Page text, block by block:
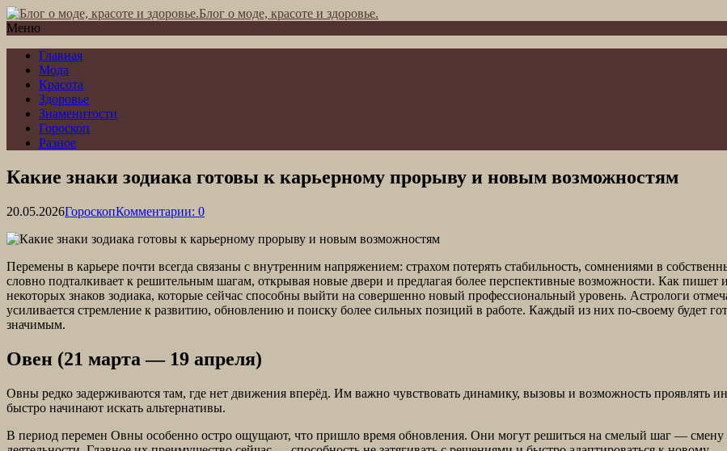
Блог о моде, красоте и здоровье.
Меню
Главная
Мода
Красота
Здоровье
Знаменитости
Гороскоп
Разное
Какие знаки зодиака готовы к карьерному прорыву и новым возможностям
20.05.2026ГороскопКомментарии: 0
Перемены в карьере почти всегда связаны с внутренним напряжением: страхом потерять стабильность, сомнениями в
словно подталкивает к решительным шагам, открывая новые двери и предлагая более перспективные возможности. Как пишет
некоторых знаков зодиака, которые сейчас способны выйти на совершенно новый профессиональный уровень. Астрологи
усиливается стремление к развитию, обновлению и поиску более сильных позиций в работе. Каждый из них по-своему будет
значимым.
Овен (21 марта — 19 апреля)
Овны редко задерживаются там, где нет движения вперёд. Им важно чувствовать динамику, вызовы и возможность проявлять
быстро начинают искать альтернативы.
В период перемен Овны особенно остро ощущают, что пришло время обновления. Они могут решиться на смелый шаг —